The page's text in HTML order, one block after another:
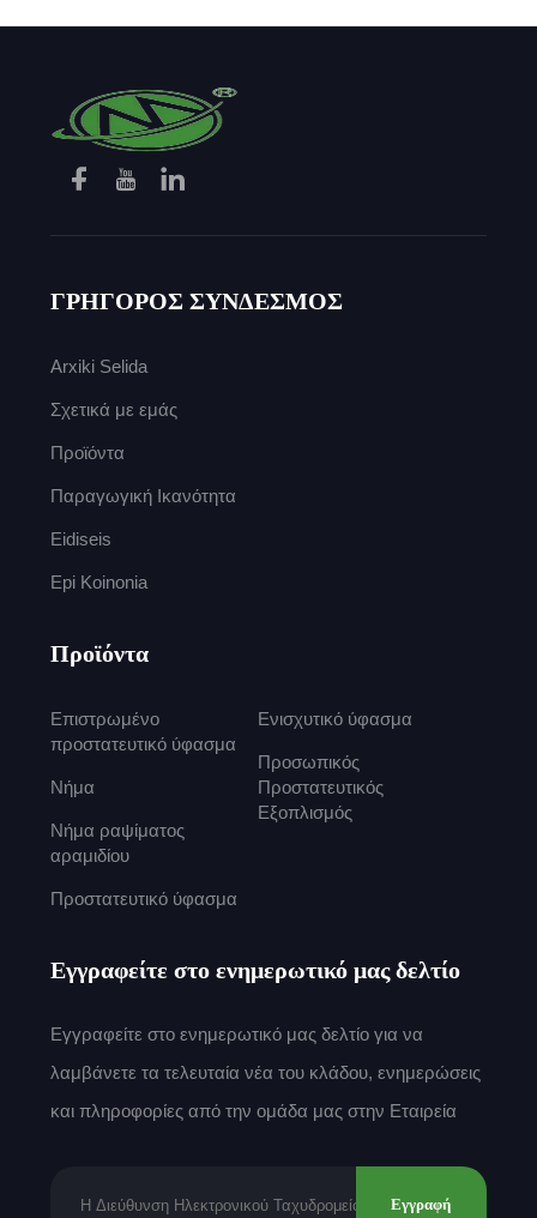
ΓΡΗΓΟΡΟΣ ΣΥΝΔΕΣΜΟΣ
Arxiki Selida
Σχετικά με εμάς
Προϊόντα
Παραγωγική Ικανότητα
Eidiseis
Epi Koinonia
Προϊόντα
Επιστρωμένο
προστατευτικό ύφασμα
Νήμα
Νήμα ραψίματος
αραμιδίου
Προστατευτικό ύφασμα
Ενισχυτικό ύφασμα
Προσωπικός
Προστατευτικός
Εξοπλισμός
Εγγραφείτε στο ενημερωτικό μας δελτίο
Εγγραφείτε στο ενημερωτικό μας δελτίο για να
λαμβάνετε τα τελευταία νέα του κλάδου, ενημερώσεις
και πληροφορίες από την ομάδα μας στην Εταιρεία
Εγγραφή